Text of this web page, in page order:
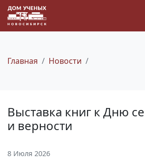
Наука
О Доме учёных
Главная Новости
Выставка книг к Дню
и верности
8 Июля 2026